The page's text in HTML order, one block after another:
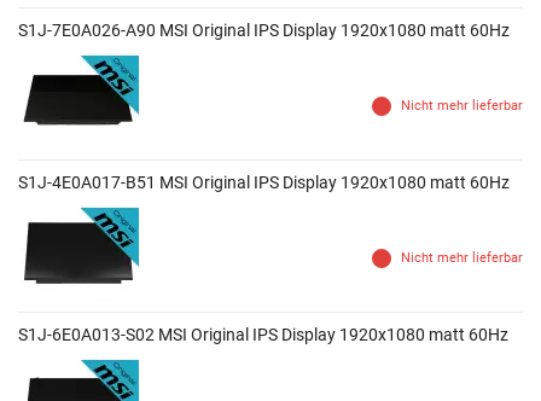
S1J-7E0A026-A90 MSI Original IPS Display 1920x1080 matt 60Hz
Nicht mehr lieferbar
S1J-4E0A017-B51 MSI Original IPS Display 1920x1080 matt 60Hz
Nicht mehr lieferbar
S1J-6E0A013-S02 MSI Original IPS Display 1920x1080 matt 60Hz